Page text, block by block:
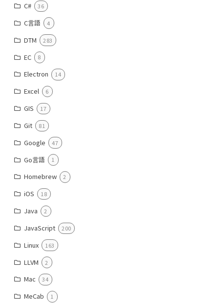
C# 36
C言語 4
DTM 283
EC 8
Electron 14
Excel 6
GIS 17
Git 81
Google 47
Go言語 1
Homebrew 2
iOS 18
Java 2
JavaScript 200
Linux 163
LLVM 2
Mac 34
MeCab 1